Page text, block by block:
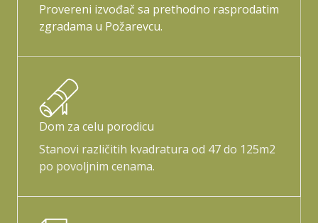
Provereni izvođač sa prethodno rasprodatim
zgradama u Požarevcu.
Dom za celu porodicu
Stanovi različitih kvadratura od 47 do 125m2
po povoljnim cenama.